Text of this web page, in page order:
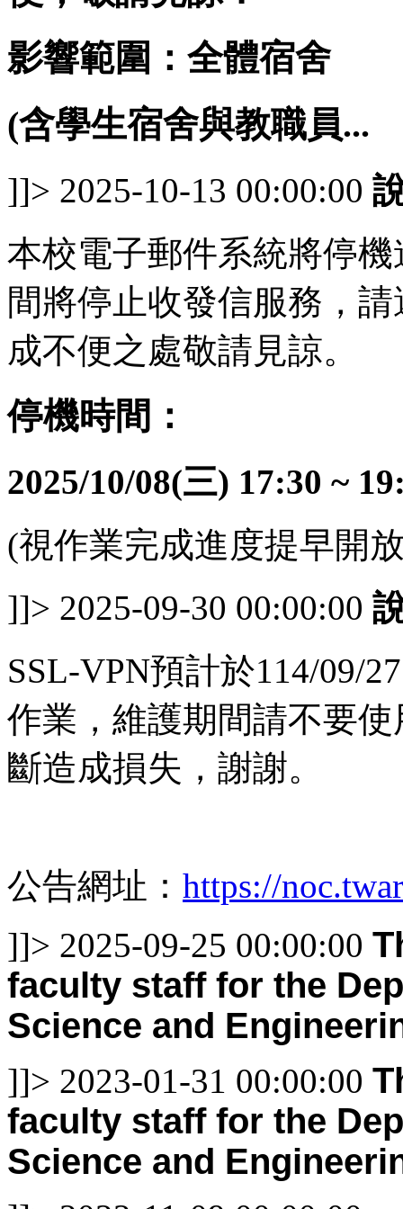
影響範圍：全體宿舍
(含學生宿舍與教職員...
]]> 2025-10-13 00:00:00
本校電子郵件系統將停
間將停止收發信服務，
成不便之處敬請見諒。
停機時間：
2025/10/08(三) 17:30 ~
(視作業完成進度提早開
]]> 2025-09-30 00:00:00
SSL-VPN預計於114/09/
作業，維護期間請不要
斷造成損失，謝謝。
公告網址： https://
]]> 2025-09-25 00:00:00
faculty staff for the
Science and
]]> 2023-01-31 00:00:00
faculty staff for the
Science and